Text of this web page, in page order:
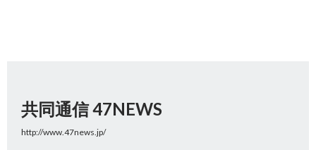
共同通信 47NEWS
http://www.47news.jp/